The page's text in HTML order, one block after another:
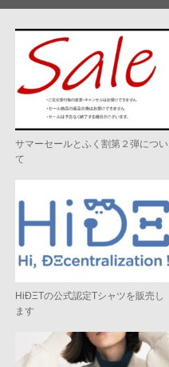
サマーセールとふく割第２弾につい
て
HiÐΞTの公式認定Tシャツを販売し
ます